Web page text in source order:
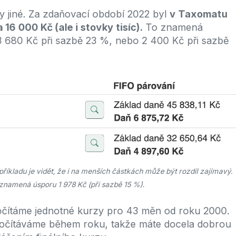
jiné. Za zdaňovací období 2022 byl v Taxomatu
16 000 Kč (ale i stovky tisíc). To znamená
Kč při sazbě 23 %, nebo 2 400 Kč při sazbě
je vidět, že i na menších částkách může být rozdíl zajímavý.
úsporu 1 978 Kč (při sazbě 15 %).
jednotné kurzy pro 43 měn od roku 2000.
během roku, takže máte docela dobrou